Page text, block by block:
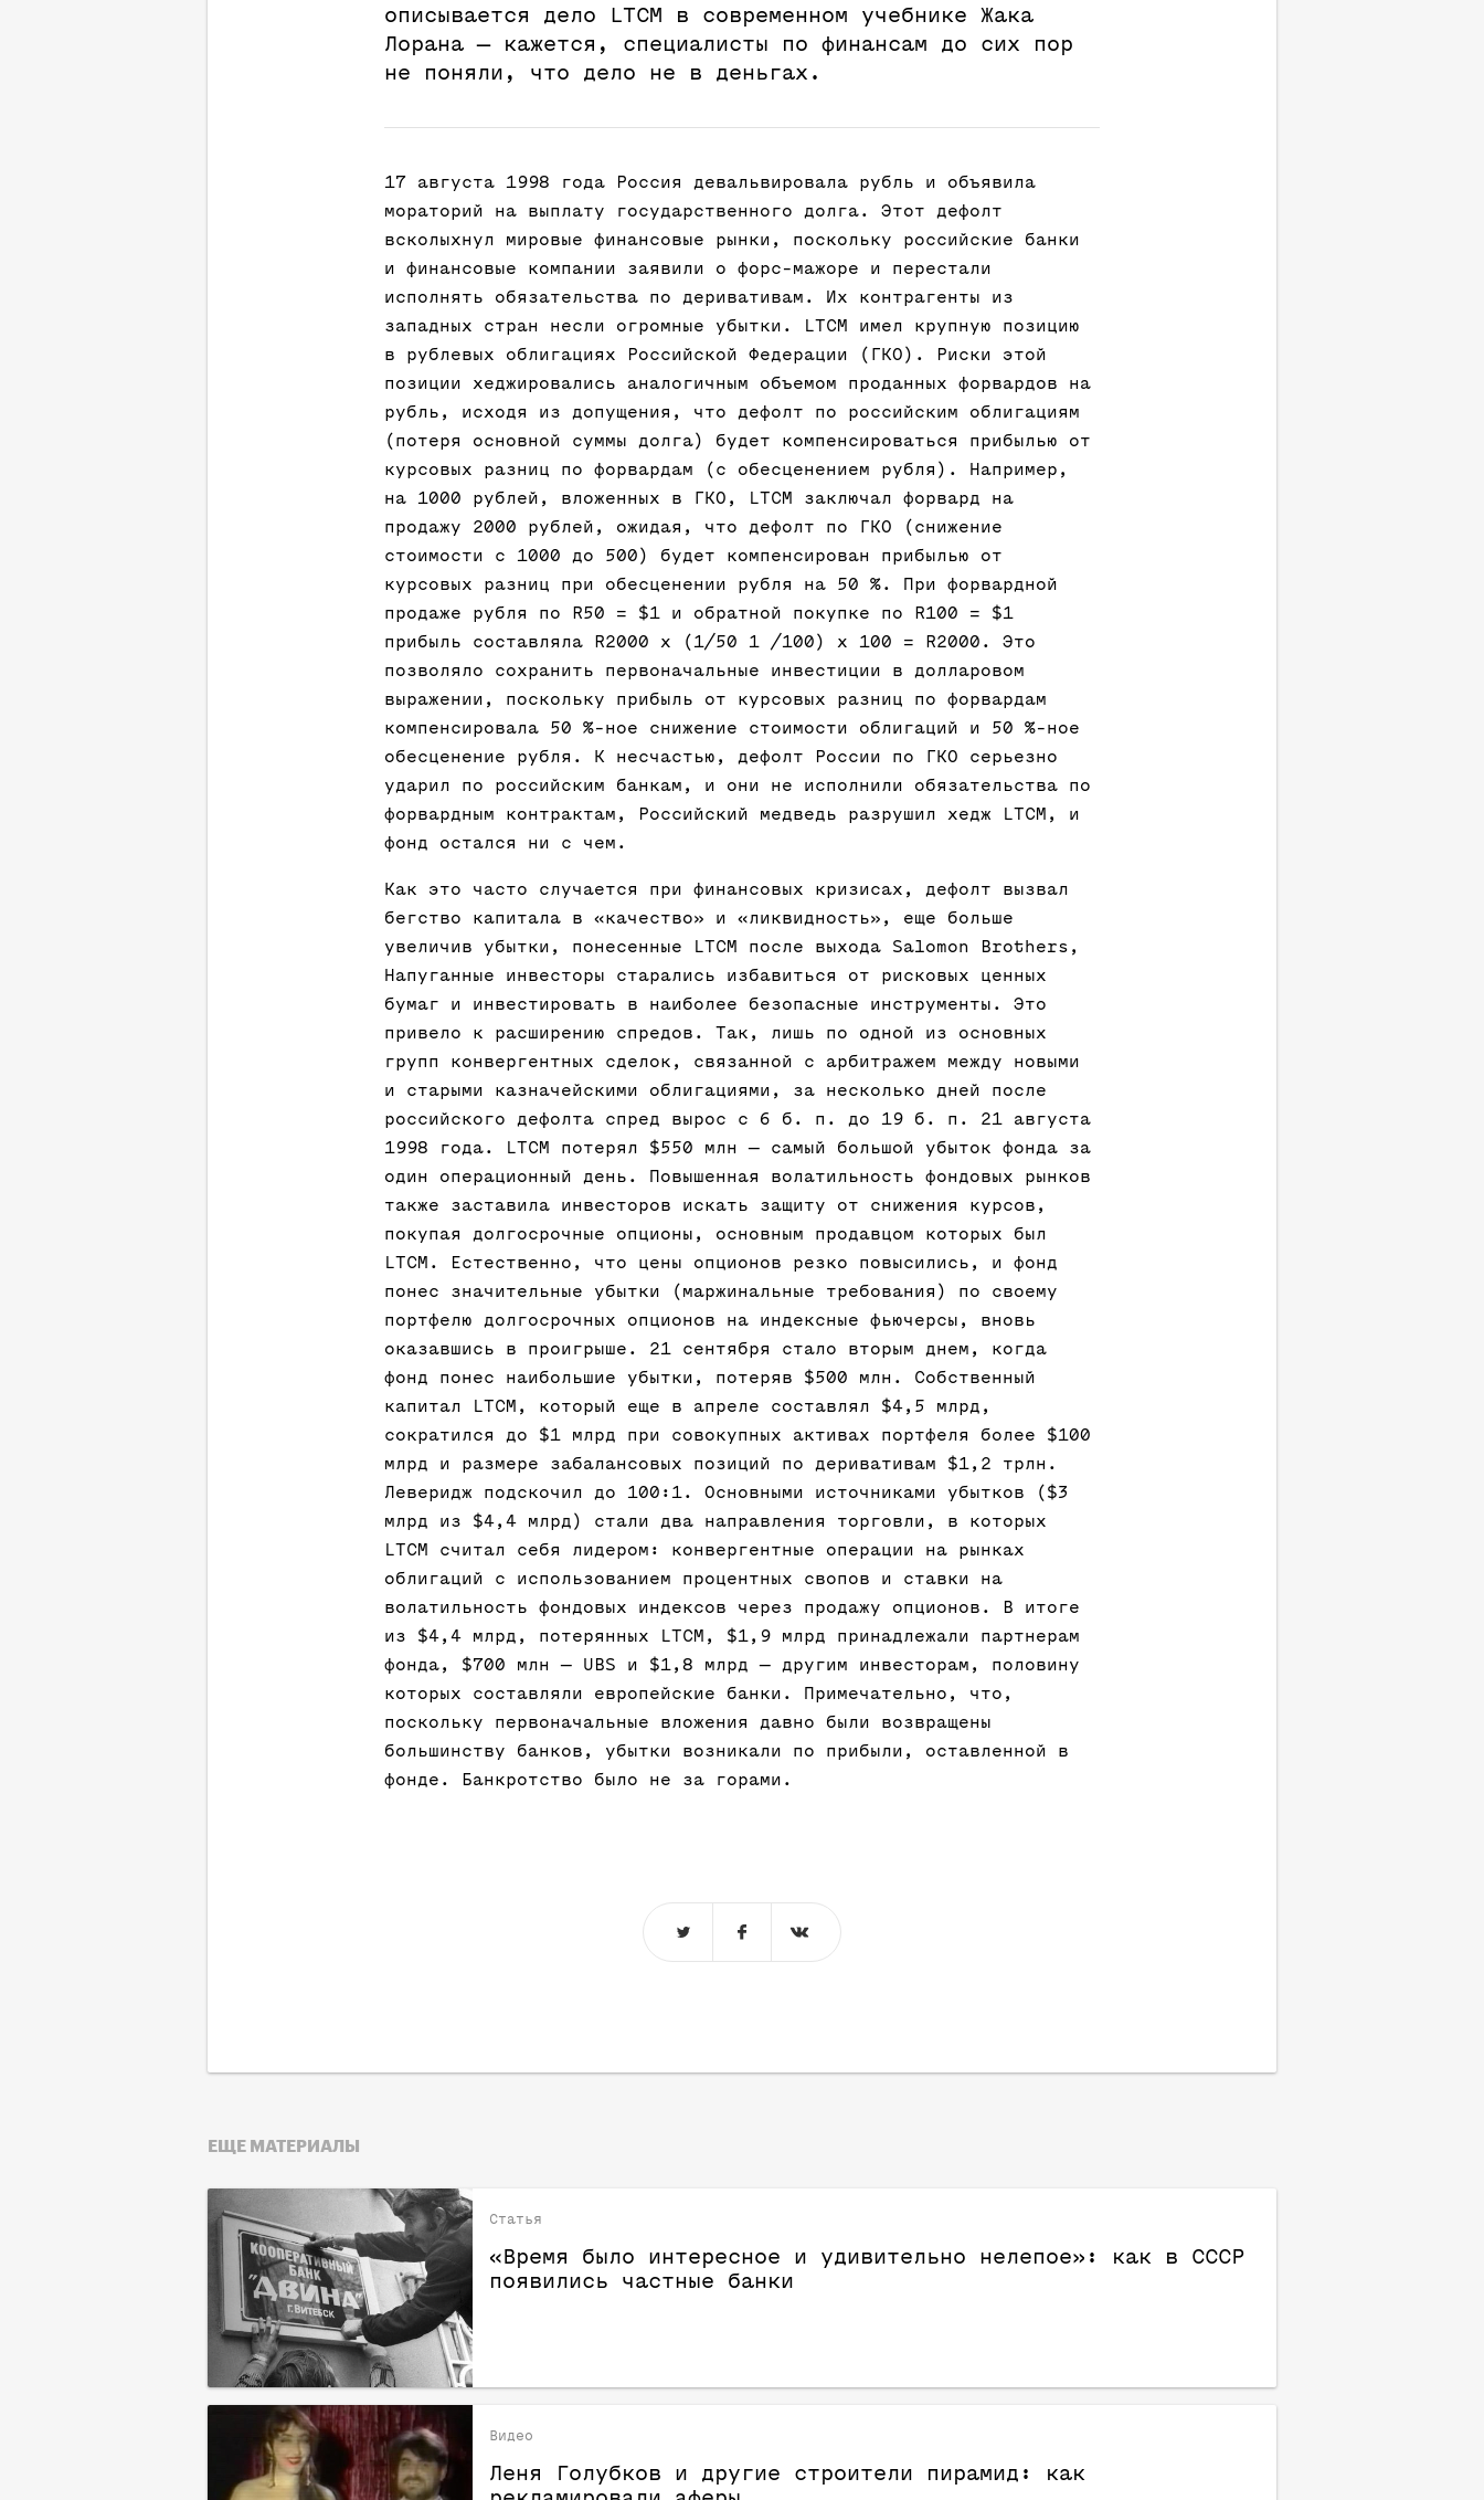
описывается дело LTCM в современном учебнике Жака
Лорана — кажется, специалисты по финансам до сих пор
не поняли, что дело не в деньгах.
17 августа 1998 года Россия девальвировала рубль и объявила
мораторий на выплату государственного долга. Этот дефолт
всколыхнул мировые финансовые рынки, поскольку российские банки
и финансовые компании заявили о форс-мажоре и перестали
исполнять обязательства по деривативам. Их контрагенты из
западных стран несли огромные убытки. LTCM имел крупную позицию
в рублевых облигациях Российской Федерации (ГКО). Риски этой
позиции хеджировались аналогичным объемом проданных форвардов на
рубль, исходя из допущения, что дефолт по российским облигациям
(потеря основной суммы долга) будет компенсироваться прибылью от
курсовых разниц по форвардам (с обесценением рубля). Например,
на 1000 рублей, вложенных в ГКО, LTCM заключал форвард на
продажу 2000 рублей, ожидая, что дефолт по ГКО (снижение
стоимости с 1000 до 500) будет компенсирован прибылью от
курсовых разниц при обесценении рубля на 50 %. При форвардной
продаже рубля по R50 = $1 и обратной покупке по R100 = $1
прибыль составляла R2000 х (1/50 1 /100) х 100 = R2000. Это
позволяло сохранить первоначальные инвестиции в долларовом
выражении, поскольку прибыль от курсовых разниц по форвардам
компенсировала 50 %-ное снижение стоимости облигаций и 50 %-ное
обесценение рубля. К несчастью, дефолт России по ГКО серьезно
ударил по российским банкам, и они не исполнили обязательства по
форвардным контрактам, Российский медведь разрушил хедж LTCM, и
фонд остался ни с чем.
Как это часто случается при финансовых кризисах, дефолт вызвал
бегство капитала в «качество» и «ликвидность», еще больше
увеличив убытки, понесенные LTCM после выхода Salomon Brothers,
Напуганные инвесторы старались избавиться от рисковых ценных
бумаг и инвестировать в наиболее безопасные инструменты. Это
привело к расширению спредов. Так, лишь по одной из основных
групп конвергентных сделок, связанной с арбитражем между новыми
и старыми казначейскими облигациями, за несколько дней после
российского дефолта спред вырос с 6 б. п. до 19 б. п. 21 августа
1998 года. LTCM потерял $550 млн — самый большой убыток фонда за
один операционный день. Повышенная волатильность фондовых рынков
также заставила инвесторов искать защиту от снижения курсов,
покупая долгосрочные опционы, основным продавцом которых был
LTCM. Естественно, что цены опционов резко повысились, и фонд
понес значительные убытки (маржинальные требования) по своему
портфелю долгосрочных опционов на индексные фьючерсы, вновь
оказавшись в проигрыше. 21 сентября стало вторым днем, когда
фонд понес наибольшие убытки, потеряв $500 млн. Собственный
капитал LTCM, который еще в апреле составлял $4,5 млрд,
сократился до $1 млрд при совокупных активах портфеля более $100
млрд и размере забалансовых позиций по деривативам $1,2 трлн.
Леверидж подскочил до 100:1. Основными источниками убытков ($3
млрд из $4,4 млрд) стали два направления торговли, в которых
LTCM считал себя лидером: конвергентные операции на рынках
облигаций с использованием процентных свопов и ставки на
волатильность фондовых индексов через продажу опционов. В итоге
из $4,4 млрд, потерянных LTCM, $1,9 млрд принадлежали партнерам
фонда, $700 млн — UBS и $1,8 млрд — другим инвесторам, половину
которых составляли европейские банки. Примечательно, что,
поскольку первоначальные вложения давно были возвращены
большинству банков, убытки возникали по прибыли, оставленной в
фонде. Банкротство было не за горами.
ЕЩЕ МАТЕРИАЛЫ
Статья
«Время было интересное и удивительно нелепое»: как в СССР
появились частные банки
Видео
Леня Голубков и другие строители пирамид: как